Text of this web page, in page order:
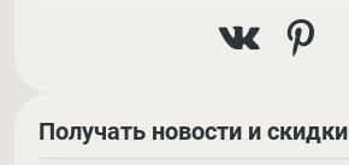
Получать новости и скидки